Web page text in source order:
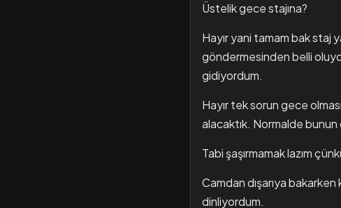
Üstelik gece stajına?
Hayır yani tamam bak staj
göndermesinden belli
gidiyordum.
Hayır tek sorun gece
alacaktık. Normalde
Tabi şaşırmamak lazım
Camdan dışarıya
dinliyordum.